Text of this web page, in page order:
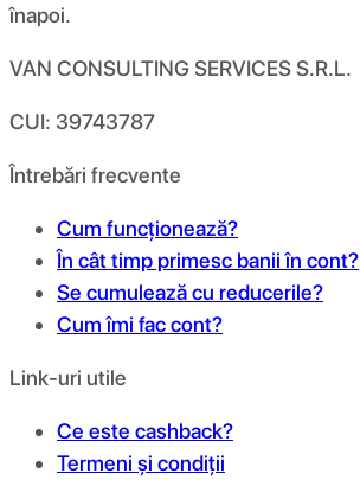
înapoi.
VAN CONSULTING SERVICES S.R.L.
CUI: 39743787
Întrebări frecvente
Cum funcționează?
În cât timp primesc banii în cont?
Se cumulează cu reducerile?
Cum îmi fac cont?
Link-uri utile
Ce este cashback?
Termeni și condiții